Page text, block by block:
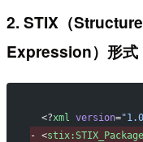
2. STIX（
Expression）形式
<?xml version=
- <stix:STIX_Package